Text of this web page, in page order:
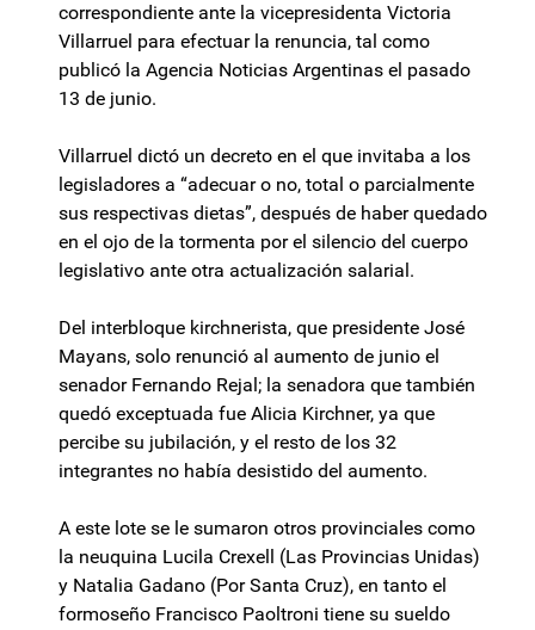
correspondiente ante la vicepresidenta Victoria
Villarruel para efectuar la renuncia, tal como
publicó la Agencia Noticias Argentinas el pasado
13 de junio.
Villarruel dictó un decreto en el que invitaba a los
legisladores a “adecuar o no, total o parcialmente
sus respectivas dietas”, después de haber quedado
en el ojo de la tormenta por el silencio del cuerpo
legislativo ante otra actualización salarial.
Del interbloque kirchnerista, que presidente José
Mayans, solo renunció al aumento de junio el
senador Fernando Rejal; la senadora que también
quedó exceptuada fue Alicia Kirchner, ya que
percibe su jubilación, y el resto de los 32
integrantes no había desistido del aumento.
A este lote se le sumaron otros provinciales como
la neuquina Lucila Crexell (Las Provincias Unidas)
y Natalia Gadano (Por Santa Cruz), en tanto el
formoseño Francisco Paoltroni tiene su sueldo